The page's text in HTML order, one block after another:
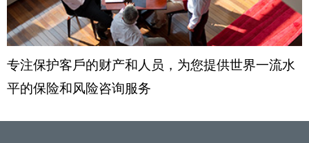
专注保护客戶的财产和人员，为您提供世界一流水
平的保险和风险咨询服务